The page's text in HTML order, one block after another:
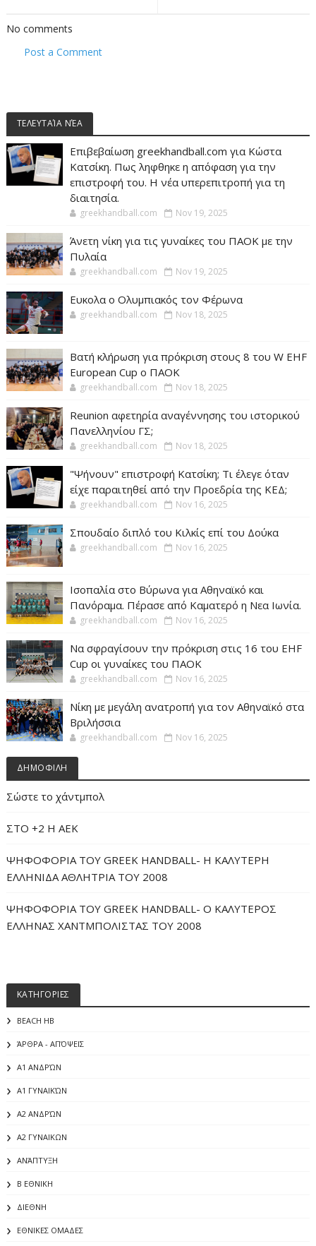
No comments
Post a Comment
ΤΕΛΕΥΤΑΊΑ ΝΈΑ
Επιβεβαίωση greekhandball.com για Κώστα
Κατσίκη. Πως ληφθηκε η απόφαση για την
επιστροφή του. Η νέα υπερεπιτροπή για τη
διαιτησία.
greekhandball.com Nov 19, 2025
Άνετη νίκη για τις γυναίκες του ΠΑΟΚ με την
Πυλαία
greekhandball.com Nov 19, 2025
Ευκολα ο Ολυμπιακός τον Φέρωνα
greekhandball.com Nov 18, 2025
Βατή κλήρωση για πρόκριση στους 8 του W EHF
European Cup ο ΠΑΟΚ
greekhandball.com Nov 18, 2025
Reunion αφετηρία αναγέννησης του ιστορικού
Πανελληνίου ΓΣ;
greekhandball.com Nov 18, 2025
"Ψήνουν" επιστροφή Κατσίκη; Τι έλεγε όταν
είχε παραιτηθεί από την Προεδρία της ΚΕΔ;
greekhandball.com Nov 16, 2025
Σπουδαίο διπλό του Κιλκίς επί του Δούκα
greekhandball.com Nov 16, 2025
Ισοπαλία στο Βύρωνα για Αθηναϊκό και
Πανόραμα. Πέρασε από Καματερό η Νεα Ιωνία.
greekhandball.com Nov 16, 2025
Να σφραγίσουν την πρόκριση στις 16 του EHF
Cup οι γυναίκες του ΠΑΟΚ
greekhandball.com Nov 16, 2025
Νίκη με μεγάλη ανατροπή για τον Αθηναϊκό στα
Βριλήσσια
greekhandball.com Nov 16, 2025
ΔΗΜΟΦΙΛΗ
Σώστε το χάντμπολ
ΣΤΟ +2 Η ΑΕΚ
ΨΗΦΟΦΟΡΙΑ ΤΟΥ GREEK HANDBALL- H ΚΑΛΥΤΕΡΗ
ΕΛΛΗΝΙΔΑ ΑΘΛΗΤΡΙΑ ΤΟΥ 2008
ΨΗΦΟΦΟΡΙΑ ΤΟΥ GREEK HANDBALL- O ΚΑΛΥΤΕΡΟΣ
ΕΛΛΗΝΑΣ ΧΑΝΤΜΠΟΛΙΣΤΑΣ ΤΟΥ 2008
ΚΑΤΗΓΟΡΙΕΣ
BEACH HB
ΆΡΘΡΑ - ΑΠΌΨΕΙΣ
Α1 ΑΝΔΡΏΝ
Α1 ΓΥΝΑΙΚΏΝ
Α2 ΑΝΔΡΏΝ
Α2 ΓΥΝΑΙΚΩΝ
ΑΝΆΠΤΥΞΗ
Β ΕΘΝΙΚΗ
ΔΙΕΘΝΗ
ΕΘΝΙΚΕΣ ΟΜΑΔΕΣ